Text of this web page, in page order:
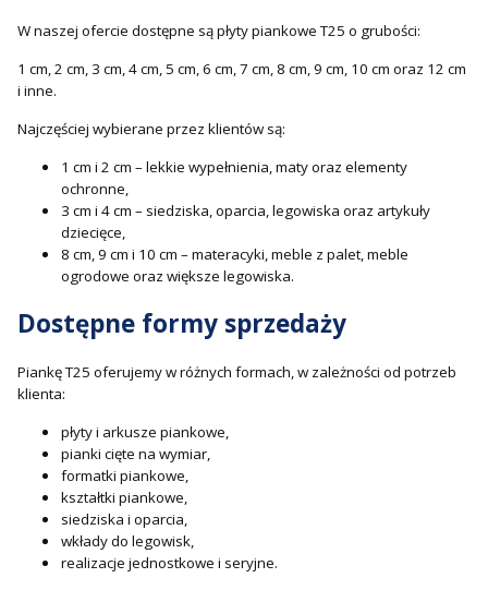
W naszej ofercie dostępne są płyty piankowe T25 o grubości:
1 cm, 2 cm, 3 cm, 4 cm, 5 cm, 6 cm, 7 cm, 8 cm, 9 cm, 10 cm oraz 12 cm
i inne.
Najczęściej wybierane przez klientów są:
1 cm i 2 cm – lekkie wypełnienia, maty oraz elementy
ochronne,
3 cm i 4 cm – siedziska, oparcia, legowiska oraz artykuły
dziecięce,
8 cm, 9 cm i 10 cm – materacyki, meble z palet, meble
ogrodowe oraz większe legowiska.
Dostępne formy sprzedaży
Piankę T25 oferujemy w różnych formach, w zależności od potrzeb
klienta:
płyty i arkusze piankowe,
pianki cięte na wymiar,
formatki piankowe,
kształtki piankowe,
siedziska i oparcia,
wkłady do legowisk,
realizacje jednostkowe i seryjne.